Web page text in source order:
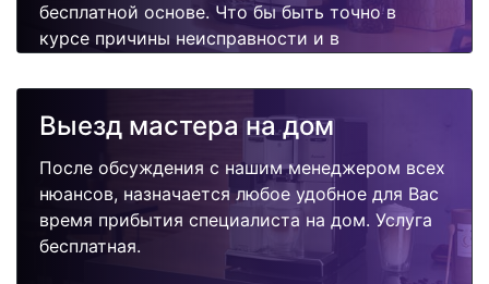
бесплатной основе. Что бы быть точно в
курсе причины неисправности и в
вызывать мастера для поиска других
поломок.
Выезд мастера на дом
После обсуждения с нашим менеджером всех
нюансов, назначается любое удобное для Вас
время прибытия специалиста на дом. Услуга
бесплатная.